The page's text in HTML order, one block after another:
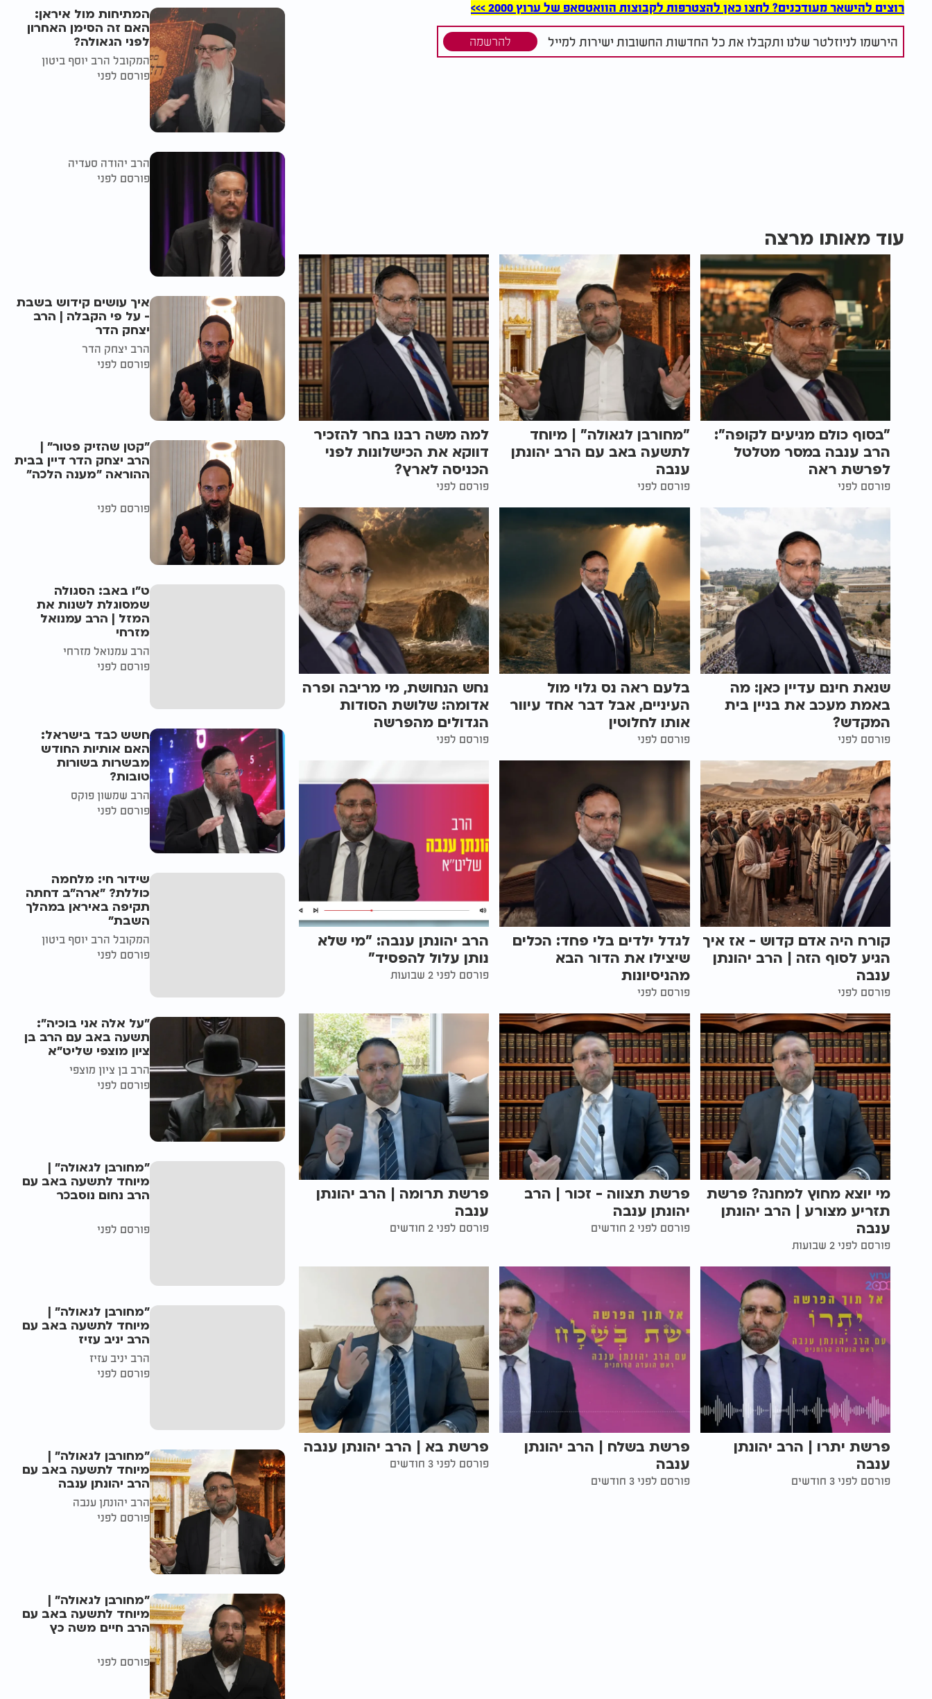
רוצים להישאר מעודכנים? לחצו כאן להצטרפות לקבוצות הוואטסאפ של ערוץ 2000 >>>
הירשמו לניוזלטר שלנו ותקבלו את כל החדשות החשובות ישירות למייל להרשמה
עוד מאותו מרצה
"בסוף כולם מגיעים לקופה":
הרב ענבה במסר מטלטל
לפרשת ראה
פורסם לפני
"מחורבן לגאולה" | מיוחד
לתשעה באב עם הרב יהונתן
ענבה
פורסם לפני
למה משה רבנו בחר להזכיר
דווקא את הכישלונות לפני
הכניסה לארץ?
פורסם לפני
שנאת חינם עדיין כאן: מה
באמת מעכב את בניין בית
המקדש?
פורסם לפני
בלעם ראה נס גלוי מול
העיניים, אבל דבר אחד עיוור
אותו לחלוטין
פורסם לפני
נחש הנחושת, מי מריבה ופרה
אדומה: שלושת הסודות
הגדולים מהפרשה
פורסם לפני
קורח היה אדם קדוש - אז איך
הגיע לסוף הזה | הרב יהונתן
ענבה
פורסם לפני
לגדל ילדים בלי פחד: הכלים
שיצילו את הדור הבא
מהניסיונות
פורסם לפני
הרב יהונתן ענבה: "מי שלא
נותן עלול להפסיד"
פורסם לפני 2 שבועות
מי יוצא מחוץ למחנה? פרשת
תזריע מצורע | הרב יהונתן
ענבה
פורסם לפני 2 שבועות
פרשת תצווה - זכור | הרב
יהונתן ענבה
פורסם לפני 2 חודשים
פרשת תרומה | הרב יהונתן
ענבה
פורסם לפני 2 חודשים
פרשת יתרו | הרב יהונתן
ענבה
פורסם לפני 3 חודשים
פרשת בשלח | הרב יהונתן
ענבה
פורסם לפני 3 חודשים
פרשת בא | הרב יהונתן ענבה
פורסם לפני 3 חודשים
המתיחות מול איראן:
האם זה הסימן האחרון
לפני הגאולה?
המקובל הרב יוסף ביטון
פורסם לפני
הרב יהודה סעדיה
פורסם לפני
איך עושים קידוש בשבת
- על פי הקבלה | הרב
יצחק הדר
הרב יצחק הדר
פורסם לפני
"קטן שהזיק פטור" |
הרב יצחק הדר דיין בבית
ההוראה "מענה הלכה"
פורסם לפני
ט"ו באב: הסגולה
שמסוגלת לשנות את
המזל | הרב עמנואל
מזרחי
הרב עמנואל מזרחי
פורסם לפני
חשש כבד בישראל:
האם אותיות החודש
מבשרות בשורות
טובות?
הרב שמשון פוקס
פורסם לפני
שידור חי: מלחמה
כוללת? ״ארה"ב דחתה
תקיפה באיראן במהלך
השבת״
המקובל הרב יוסף ביטון
פורסם לפני
"על אלה אני בוכיה":
תשעה באב עם הרב בן
ציון מוצפי שליט"א
הרב בן ציון מוצפי
פורסם לפני
"מחורבן לגאולה" |
מיוחד לתשעה באב עם
הרב נחום נוסבכר
פורסם לפני
"מחורבן לגאולה" |
מיוחד לתשעה באב עם
הרב יניב עזיז
הרב יניב עזיז
פורסם לפני
"מחורבן לגאולה" |
מיוחד לתשעה באב עם
הרב יהונתן ענבה
הרב יהונתן ענבה
פורסם לפני
"מחורבן לגאולה" |
מיוחד לתשעה באב עם
הרב חיים משה כץ
פורסם לפני